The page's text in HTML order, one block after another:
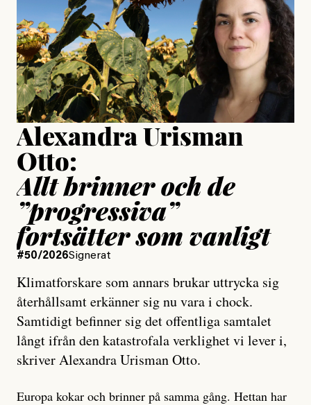
Publicerad24 July, 2026
Jesper Lundby
Publicerad15 July, 2026
Uppdaterad15 July, 2026
Alexandra Urisman
Otto:
Allt brinner och de
”progressiva”
fortsätter som vanligt
#50/2026Signerat
Klimatforskare som annars brukar uttrycka sig
återhållsamt erkänner sig nu vara i chock.
Samtidigt befinner sig det offentliga samtalet
långt ifrån den katastrofala verklighet vi lever i,
skriver Alexandra Urisman Otto.
Europa kokar och brinner på samma gång. Hettan har